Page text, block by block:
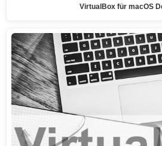
VirtualBox für macOS